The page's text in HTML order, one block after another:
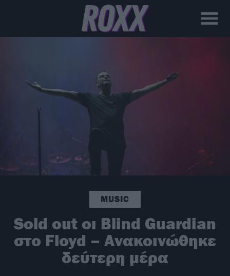
MUSIC
Sold out οι Blind Guardian
στο Floyd – Ανακοινώθηκε
δεύτερη μέρα